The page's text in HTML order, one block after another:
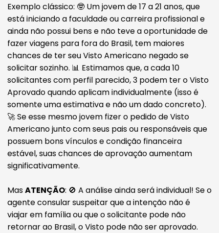
Exemplo clássico: 🤓 Um jovem de 17 a 21 anos, que
está iniciando a faculdade ou carreira profissional e
ainda não possui bens e não teve a oportunidade de
fazer viagens para fora do Brasil, tem maiores
chances de ter seu Visto Americano negado se
solicitar sozinho. 📊 Estimamos que, a cada 10
solicitantes com perfil parecido, 3 podem ter o Visto
Aprovado quando aplicam individualmente (isso é
somente uma estimativa e não um dado concreto).
🚀 Se esse mesmo jovem fizer o pedido de Visto
Americano junto com seus pais ou responsáveis que
possuem bons vínculos e condição financeira
estável, suas chances de aprovação aumentam
significativamente.
MasATENÇÃO: 🚫 A análise ainda será individual! Se o
agente consular suspeitar que a intenção não é
viajar em família ou que o solicitante pode não
retornar ao Brasil, o Visto pode não ser aprovado.